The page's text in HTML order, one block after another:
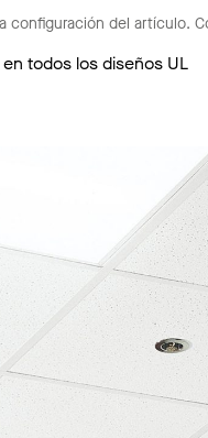
configuración del artículo.
todos los diseños UL